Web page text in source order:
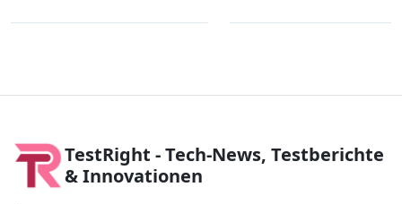
TestRight - Tech-News, Testberichte
& Innovationen